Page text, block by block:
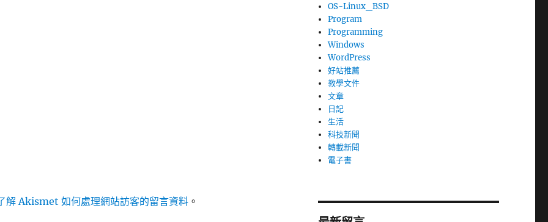
解 Akismet 如何處理網站訪客的留言資料 。
OS-Linux_BSD
Program
Programming
Windows
WordPress
好站推薦
教學文件
文章
日記
生活
科技新聞
轉載新聞
電子書